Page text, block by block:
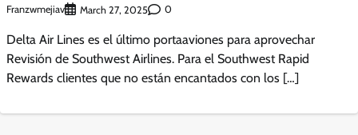
Franzwmejiav March 27, 2025 0
Delta Air Lines es el último portaaviones para aprovechar
Revisión de Southwest Airlines. Para el Southwest Rapid
Rewards clientes que no están encantados con los […]